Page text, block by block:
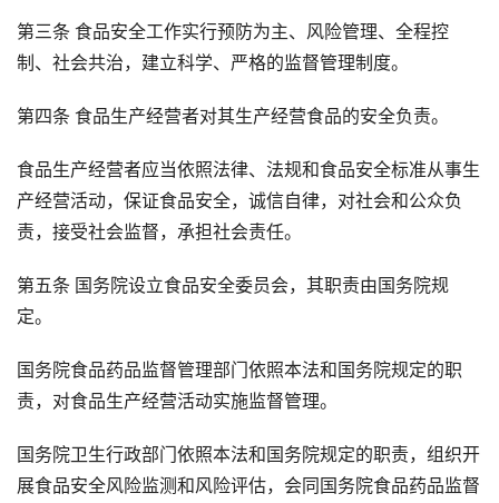
第三条 食品安全工作实行预防为主、风险管理、全程控
制、社会共治，建立科学、严格的监督管理制度。
第四条 食品生产经营者对其生产经营食品的安全负责。
食品生产经营者应当依照法律、法规和食品安全标准从事生
产经营活动，保证食品安全，诚信自律，对社会和公众负
责，接受社会监督，承担社会责任。
第五条 国务院设立食品安全委员会，其职责由国务院规
定。
国务院食品药品监督管理部门依照本法和国务院规定的职
责，对食品生产经营活动实施监督管理。
国务院卫生行政部门依照本法和国务院规定的职责，组织开
展食品安全风险监测和风险评估，会同国务院食品药品监督